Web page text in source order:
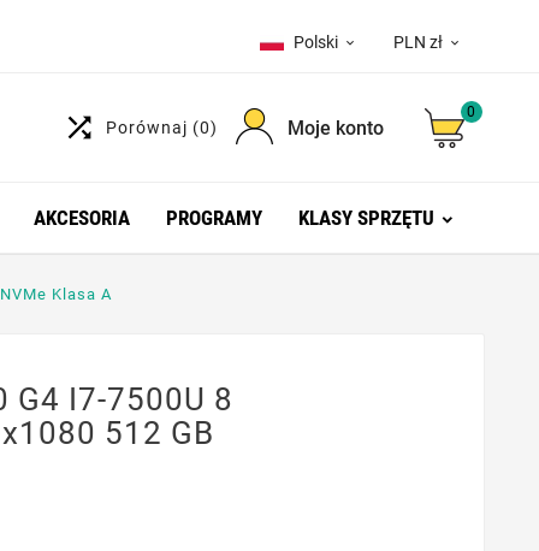
Polski  PLN zł 
 Porównaj (0) Moje konto
0
AKCESORIA PROGRAMY KLASY SPRZĘTU
Klasa A
G4 I7-7500U 8
512 GB